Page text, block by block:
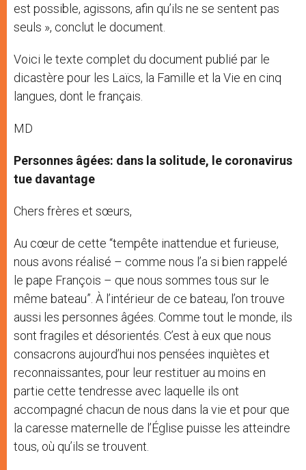
est possible, agissons, afin qu’ils ne se sentent pas
seuls », conclut le document.
Voici le texte complet du document publié par le
dicastère pour les Laïcs, la Famille et la Vie en cinq
langues, dont le français.
MD
Personnes âgées: dans la solitude, le coronavirus
tue davantage
Chers frères et sœurs,
Au cœur de cette “tempête inattendue et furieuse,
nous avons réalisé – comme nous l’a si bien rappelé
le pape François – que nous sommes tous sur le
même bateau”. À l’intérieur de ce bateau, l’on trouve
aussi les personnes âgées. Comme tout le monde, ils
sont fragiles et désorientés. C’est à eux que nous
consacrons aujourd’hui nos pensées inquiètes et
reconnaissantes, pour leur restituer au moins en
partie cette tendresse avec laquelle ils ont
accompagné chacun de nous dans la vie et pour que
la caresse maternelle de l’Église puisse les atteindre
tous, où qu’ils se trouvent.